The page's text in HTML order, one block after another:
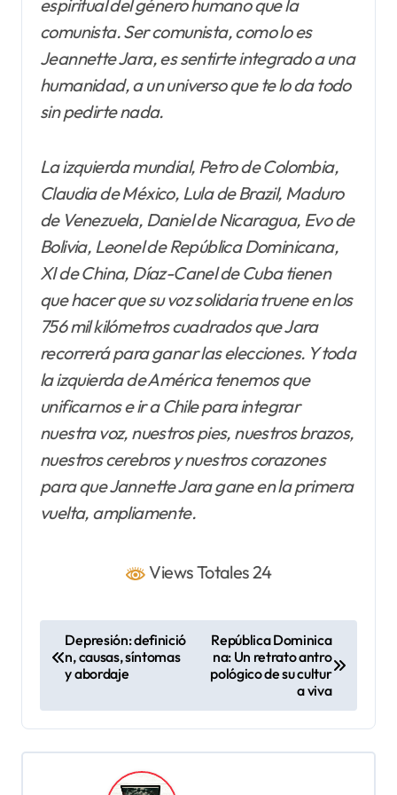
espiritual del género humano que la
comunista. Ser comunista, como lo es
Jeannette Jara, es sentirte integrado a una
humanidad, a un universo que te lo da todo
sin pedirte nada.
La izquierda mundial, Petro de Colombia,
Claudia de México, Lula de Brazil, Maduro
de Venezuela, Daniel de Nicaragua, Evo de
Bolivia, Leonel de República Dominicana,
XI de China, Díaz-Canel de Cuba tienen
que hacer que su voz solidaria truene en los
756 mil kilómetros cuadrados que Jara
recorrerá para ganar las elecciones. Y toda
la izquierda de América tenemos que
unificarnos e ir a Chile para integrar
nuestra voz, nuestros pies, nuestros brazos,
nuestros cerebros y nuestros corazones
para que Jannette Jara gane en la primera
vuelta, ampliamente.
Views Totales 24
e
g
Depresión: definició
n, causas, síntomas
y abordaje
República Dominica
na: Un retrato antro
pológico de su cultur
a viva